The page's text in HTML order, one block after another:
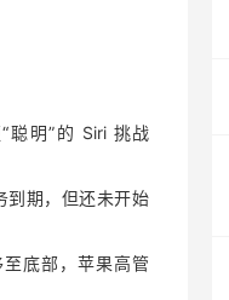
聪明”的 Siri 挑战
到期，但还未开始
底部，苹果高管